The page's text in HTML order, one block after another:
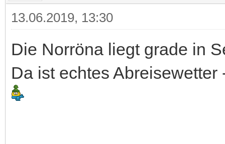
13.06.2019, 13:30
Die Norröna liegt grade in
Da ist echtes Abreisewetter